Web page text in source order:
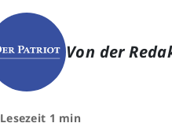
Von der
Lesezeit 1 min